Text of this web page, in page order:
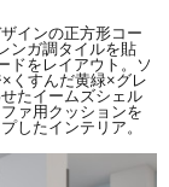
インの正方形コー
ンガ調タイルを貼
ドをレイアウト。ソ
くすんだ黄緑×グレ
たイームズシェル
ァ用クッションを
したインテリア。